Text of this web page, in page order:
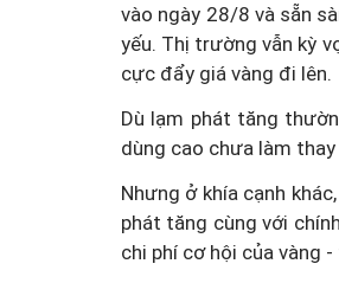
vào ngày 28/8 và sẵn
yếu. Thị trường vẫn kỳ
cực đẩy giá vàng đi lên.
Dù lạm phát tăng
dùng cao chưa làm
Nhưng ở khía cạnh
phát tăng cùng với
chi phí cơ hội của vàng